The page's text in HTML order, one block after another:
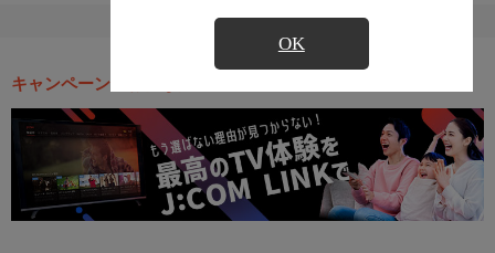
OK
キャンペーン・お得な情報